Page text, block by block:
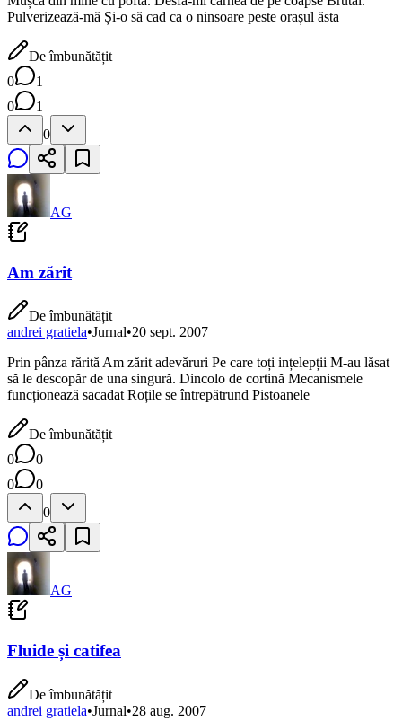
Pulverizează-mă Și-o să cad ca o ninsoare peste orașul ăsta
De îmbunătățit
0
1
0
1
0
AG
Am zărit
De îmbunătățit
andrei gratiela•Jurnal•20 sept. 2007
Prin pânza rărită Am zărit adevăruri Pe care toți ințelepții M-au lăsat
să le descopăr de una singură. Dincolo de cortină Mecanismele
funcționează sacadat Roțile se întrepătrund Pistoanele
De îmbunătățit
0
0
0
0
0
AG
Fluide și catifea
De îmbunătățit
andrei gratiela•Jurnal•28 aug. 2007